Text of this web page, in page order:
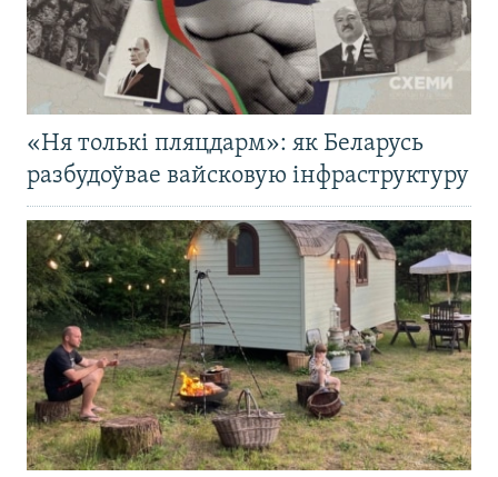
«Ня толькі пляцдарм»: як Беларусь
разбудоўвае вайсковую інфраструктуру